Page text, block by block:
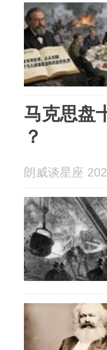
马克思盘
？
朗威谈星座